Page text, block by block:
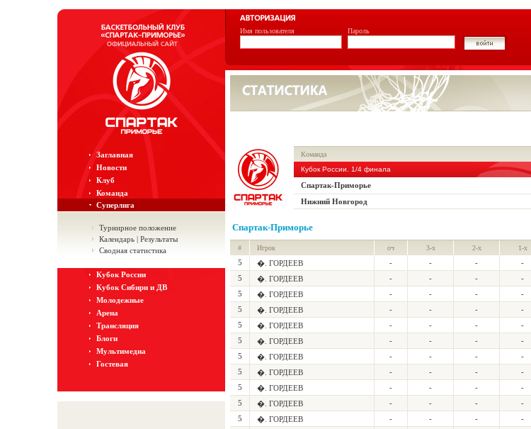
Имя пользователя Пароль
Заглавная
Новости
Клуб
Команда
Суперлига
Турнирное положение
Календарь | Результаты
Сводная статистика
Кубок России
Кубок Сибири и ДВ
Молодежные
Арена
Трансляция
Блоги
Мультимедиа
Гостевая
Команда
Кубок России. 1/4 финала
Спартак-Приморье
Нижний Новгород
Спартак-Приморье
# Игрок оч 3-х 2-х 1-х
5 �. ГОРДЕЕВ - - - -
5
�. ГОРДЕЕВ - - - -
5
�. ГОРДЕЕВ - - - -
5
�. ГОРДЕЕВ - - - -
5
�. ГОРДЕЕВ - - - -
5
�. ГОРДЕЕВ - - - -
5
�. ГОРДЕЕВ - - - -
5
�. ГОРДЕЕВ - - - -
5
�. ГОРДЕЕВ - - - -
5
�. ГОРДЕЕВ - - - -
5
�. ГОРДЕЕВ - - - -